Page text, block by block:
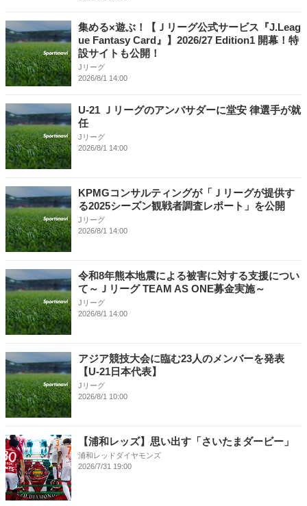
集める×遊ぶ！【Ｊリーグ公式サービス『J.Leag
ue Fantasy Card』】2026/27 Edition1 開幕！特
設サイトも公開！
Jリーグ
2026/8/1 14:00
U-21 Ｊリーグのアンバサダーに堂安 律選手が就
任
Jリーグ
2026/8/1 14:00
KPMGコンサルティングが「Ｊリーグが提供す
る2025シーズン観戦者調査レポート」を公開
Jリーグ
2026/8/1 14:00
令和8年熊本地震による被害に対する支援につい
て～Ｊリーグ TEAM AS ONE募金実施～
Jリーグ
2026/8/1 14:00
アジア競技大会に臨む23人のメンバーを発表
【U-21日本代表】
Jリーグ
2026/8/1 10:00
【浦和レッズ】思い出す「さいたまダービー」
浦和レッドダイヤモンズ
2026/7/31 19:00